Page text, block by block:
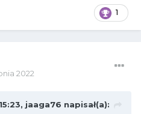
1
2022
jaaga76 napisał(a):